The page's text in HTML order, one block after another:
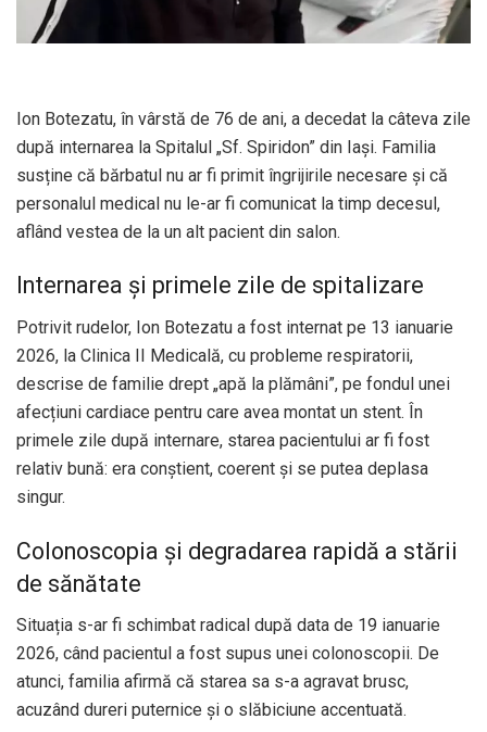
Ion Botezatu, în vârstă de 76 de ani, a decedat la câteva zile
după internarea la Spitalul „Sf. Spiridon” din Iași. Familia
susține că bărbatul nu ar fi primit îngrijirile necesare și că
personalul medical nu le-ar fi comunicat la timp decesul,
aflând vestea de la un alt pacient din salon.
Internarea și primele zile de spitalizare
Potrivit rudelor, Ion Botezatu a fost internat pe 13 ianuarie
2026, la Clinica II Medicală, cu probleme respiratorii,
descrise de familie drept „apă la plămâni”, pe fondul unei
afecțiuni cardiace pentru care avea montat un stent. În
primele zile după internare, starea pacientului ar fi fost
relativ bună: era conștient, coerent și se putea deplasa
singur.
Colonoscopia și degradarea rapidă a stării
de sănătate
Situația s-ar fi schimbat radical după data de 19 ianuarie
2026, când pacientul a fost supus unei colonoscopii. De
atunci, familia afirmă că starea sa s-a agravat brusc,
acuzând dureri puternice și o slăbiciune accentuată.